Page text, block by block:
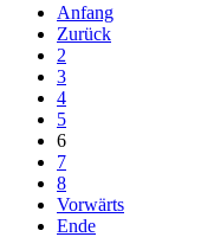
Anfang
Zurück
2
3
4
5
6
7
8
Vorwärts
Ende